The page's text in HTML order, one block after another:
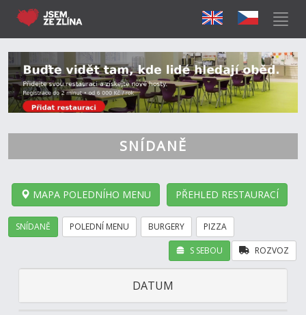
SNÍDANĚ
MAPA POLEDNÍHO MENU PŘEHLED RESTAURACÍ
SNÍDANĚ POLEDNÍ MENU BURGERY PIZZA
ROZVOZ
S SEBOU
DATUM